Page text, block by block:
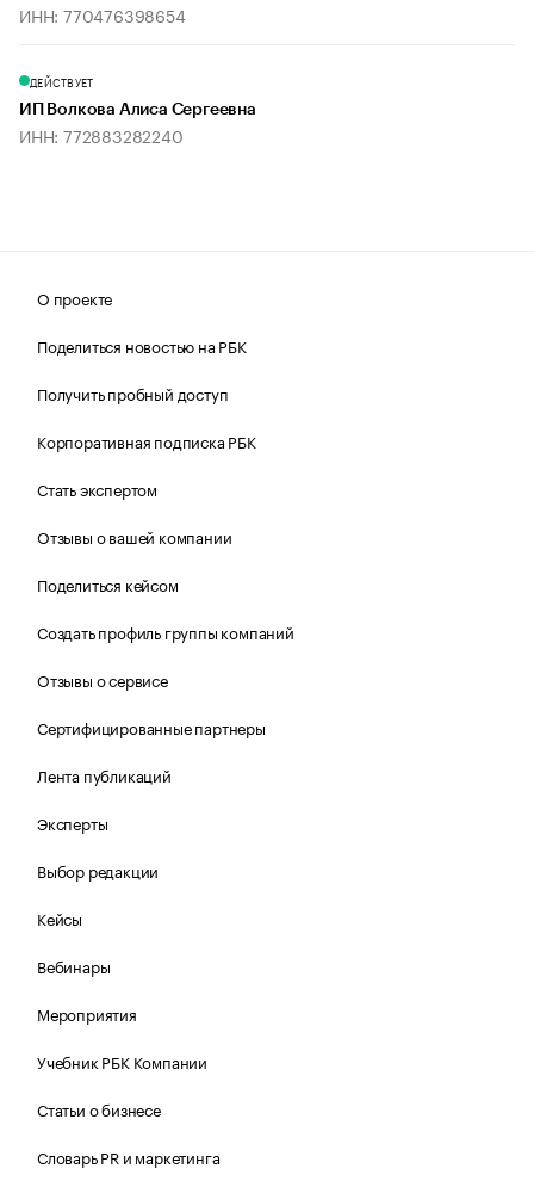
ИНН: 770476398654
ДЕЙСТВУЕТ
ИП Волкова Алиса Сергеевна
ИНН: 772883282240
О проекте
Поделиться новостью на РБК
Получить пробный доступ
Корпоративная подписка РБК
Стать экспертом
Отзывы о вашей компании
Поделиться кейсом
Создать профиль группы компаний
Отзывы о сервисе
Сертифицированные партнеры
Лента публикаций
Эксперты
Выбор редакции
Кейсы
Вебинары
Мероприятия
Учебник РБК Компании
Статьи о бизнесе
Словарь PR и маркетинга